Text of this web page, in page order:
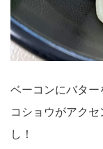
ベーコンにバター
コショウがアク
し！